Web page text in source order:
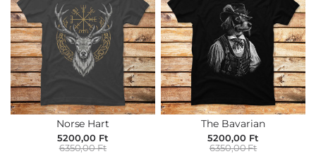
Norse Hart
5200,00 Ft
6350,00 Ft
The Bavarian
5200,00 Ft
6350,00 Ft